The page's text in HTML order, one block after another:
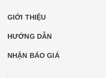
GIỚI THIỆU
HƯỚNG DẪN
NHẬN BÁO GIÁ